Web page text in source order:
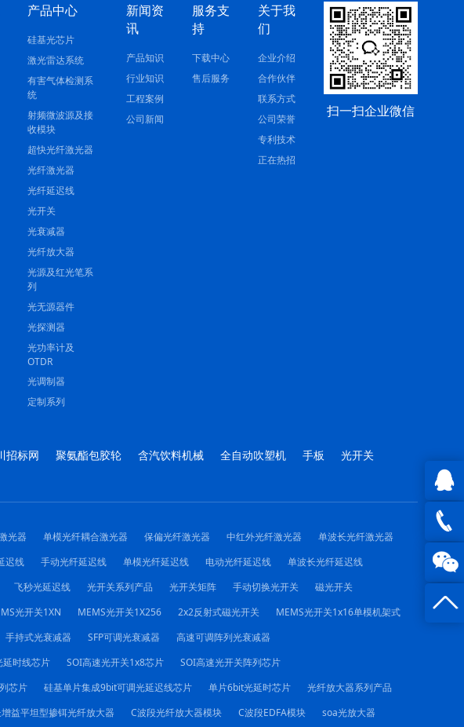
QQ在
线咨询
0816 -
产品中心
硅基光芯片
激光雷达系统
有害气体检测系
统
射频微波源及接
收模块
超快光纤激光器
光纤激光器
光纤延迟线
光开关
光衰减器
光纤放大器
光源及红光笔系
列
光无源器件
光探测器
光功率计及
OTDR
光调制器
定制系列
新闻资
讯
产品知识
行业知识
工程案例
公司新闻
服务支
持
下载中心
售后服务
关于我
们
企业介绍
合作伙伴
联系方式
公司荣誉
专利技术
正在热招
扫一扫企业微信
招标网 聚氨酯包胶轮 含汽饮料机械 全自动吹塑机 手板 光开关
光器 单模光纤耦合激光器 保偏光纤激光器 中红外光纤激光器
单波长光纤激光器
迟线 手动光纤延迟线 单模光纤延迟线 电动光纤延迟线
单波长光纤延迟线
飞秒光延迟线 光开关系列产品 光开关矩阵 手动切换光开关
磁光开关
光开关1XN MEMS光开关1X256 2x2反射式磁光开关
MEMS光开关1x16单模机架式
手持式光衰减器 SFP可调光衰减器
高速可调阵列光衰减器
延时线芯片 SOI高速光开关1x8芯片
SOI高速光开关阵列芯片
芯片 硅基单片集成9bit可调光延迟线芯片 单片6bit光延时芯片
光纤放大器系列产品
益平坦型掺铒光纤放大器 C波段光纤放大器模块 C波段EDFA模块
soa光放大器